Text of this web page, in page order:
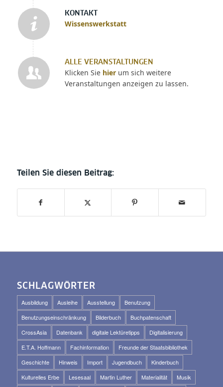
KONTAKT
Wissenswerkstatt
ALLE VERANSTALTUNGEN
Klicken Sie hierum sich weitere
Veranstaltungen anzeigen zu lassen.
SCHLAGWÖRTER
Ausbildung Ausleihe Ausstellung
Benutzung
Benutzungseinschränkung
Bilderbuch
Buchpatenschaft
CrossAsia
Datenbank digitale Lektüretipps
Digitalisierung
E.T.A. Hoffmann
Fachinformation
Freunde der Staatsbibliothek
Geschichte
Hinweis Import Jugendbuch
Kinderbuch
Kulturelles Erbe
Lesesaal Martin Luther Materialität
Musik